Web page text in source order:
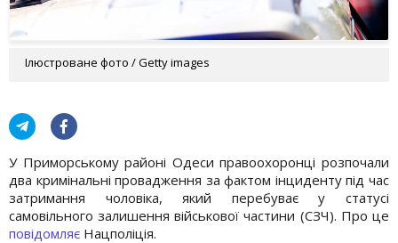
Ілюстроване фото / Getty images
У Приморському районі Одеси правоохоронці розпочали
два кримінальні провадження за фактом інциденту під час
затримання чоловіка, який перебуває у статусі
самовільного залишення військової частини (СЗЧ). Про це
повідомляє Нацполіція.